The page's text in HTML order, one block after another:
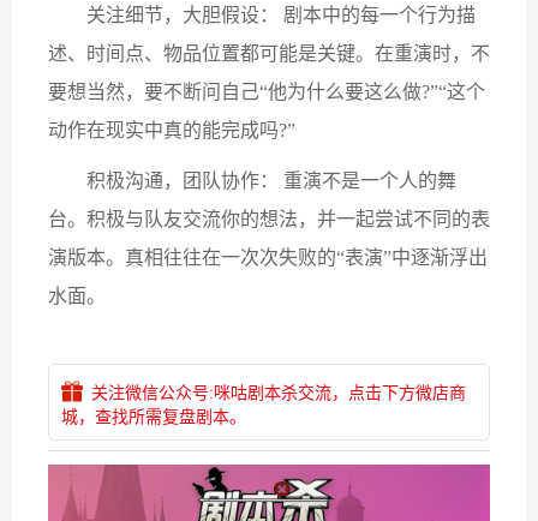
关注细节，大胆假设： 剧本中的每一个行为描
述、时间点、物品位置都可能是关键。在重演时，不
要想当然，要不断问自己“他为什么要这么做?”“这个
动作在现实中真的能完成吗?”
积极沟通，团队协作： 重演不是一个人的舞
台。积极与队友交流你的想法，并一起尝试不同的表
演版本。真相往往在一次次失败的“表演”中逐渐浮出
水面。
关注微信公众号:咪咕剧本杀交流，点击下方微店商
城，查找所需复盘剧本。